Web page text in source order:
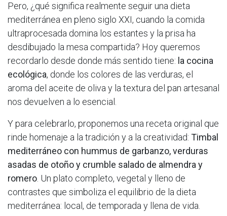
Pero, ¿qué significa realmente seguir una dieta
mediterránea en pleno siglo XXI, cuando la comida
ultraprocesada domina los estantes y la prisa ha
desdibujado la mesa compartida? Hoy queremos
recordarlo desde donde más sentido tiene: la cocina
ecológica, donde los colores de las verduras, el
aroma del aceite de oliva y la textura del pan artesanal
nos devuelven a lo esencial.
Y para celebrarlo, proponemos una receta original que
rinde homenaje a la tradición y a la creatividad: Timbal
mediterráneo con hummus de garbanzo, verduras
asadas de otoño y crumble salado de almendra y
romero . Un plato completo, vegetal y lleno de
contrastes que simboliza el equilibrio de la dieta
mediterránea: local, de temporada y llena de vida.